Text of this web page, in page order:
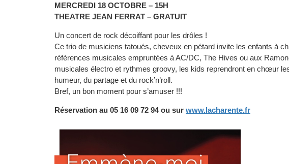
MERCREDI 18 OCTOBRE – 15H
THEATRE JEAN FERRAT – GRATUIT
Un concert de rock décoiffant pour les drôles !
Ce trio de musiciens tatoués, cheveux en pétard invite les enfants à
références musicales empruntées à AC/DC, The Hives ou aux
musicales électro et rythmes groovy, les kids reprendront en chœur
humeur, du partage et du rock’n’roll.
Bref, un bon moment pour s’amuser !!!
Réservation au 05 16 09 72 94 ou sur www.lacharente.fr